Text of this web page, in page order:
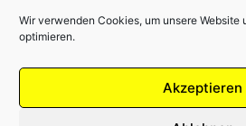
Wir verwenden Cookies, um unsere Website
optimieren.
Akzeptieren